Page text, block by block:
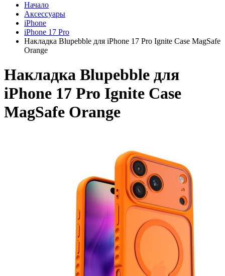
Начало
Аксессуары
iPhone
iPhone 17 Pro
Накладка Blupebble для iPhone 17 Pro Ignite Case MagSafe
Orange
Накладка Blupebble для
iPhone 17 Pro Ignite Case
MagSafe Orange